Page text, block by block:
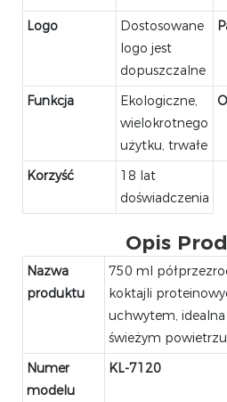
Logo
Dostosowane
logo jest
dopuszczalne
Funkcja
Ekologiczne,
wielokrotnego
użytku, trwałe
Korzyść
18 lat
doświadczenia
Opis
Nazwa
produktu
750 ml
koktajli
uchwytem,
świeżym powietrzu
Numer
modelu
KL-7120